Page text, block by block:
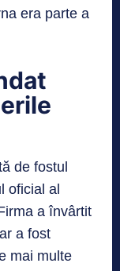
era parte a
de fostul
oficial al
a învârtit
a fost
mai multe